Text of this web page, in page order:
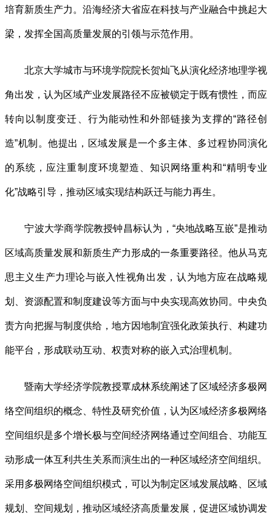
培育新质生产力。沿海经济大省应在科技与产业融合中挑起大
梁，发挥全国高质量发展的引领与示范作用。
北京大学城市与环境学院院长贺灿飞从演化经济地理学视
角出发，认为区域产业发展路径不应被锁定于既有惯性，而应
转向以制度变迁、行为能动性和外部链接为支撑的“路径创
造”机制。他提出，区域发展是一个多主体、多过程协同演化
的系统，应注重制度环境塑造、知识网络重构和“精明专业
化”战略引导，推动区域实现结构跃迁与能力再生。
宁波大学商学院教授钟昌标认为，“央地战略互嵌”是推动
区域高质量发展和新质生产力形成的一条重要路径。他从马克
思主义生产力理论与嵌入性视角出发，认为地方应在战略规
划、资源配置和制度建设等方面与中央实现高效协同。中央负
责方向把握与制度供给，地方因地制宜强化政策执行、构建功
能平台，形成联动互动、权责对称的嵌入式治理机制。
暨南大学经济学院教授覃成林系统阐述了区域经济多极网
络空间组织的概念、特性及研究价值，认为区域经济多极网络
空间组织是多个增长极与空间经济网络通过空间组合、功能互
动形成一体互利共生关系而演生出的一种区域经济空间组织。
采用多极网络空间组织模式，可以为制定区域发展战略、区域
规划、空间规划，推动区域经济高质量发展，促进区域协调发